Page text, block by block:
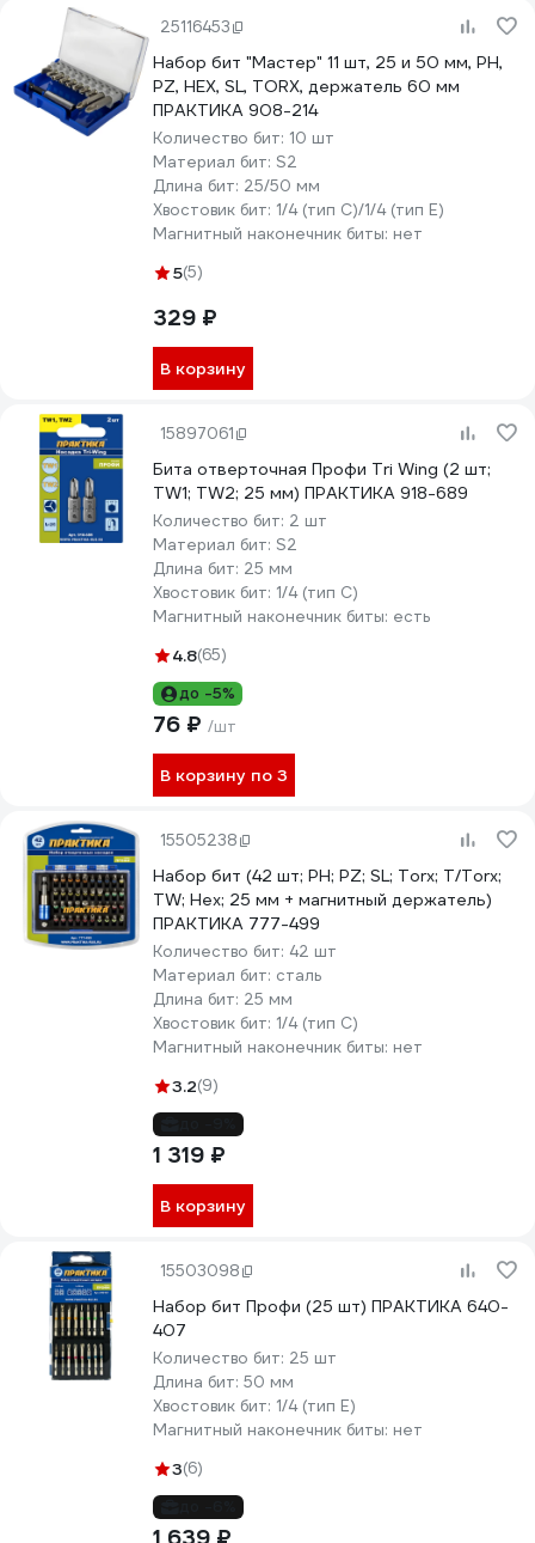
25116453
Набор бит "Мастер" 11 шт, 25 и 50 мм, PH,
PZ, HEX, SL, TORX, держатель 60 мм
ПРАКТИКА 908-214
Количество бит: 10 шт
Материал бит: S2
Длина бит: 25/50 мм
Хвостовик бит: 1/4 (тип С)/1/4 (тип Е)
Магнитный наконечник биты: нет
5(5)
329 ₽
В корзину
15897061
Бита отверточная Профи Tri Wing (2 шт;
TW1; TW2; 25 мм) ПРАКТИКА 918-689
Количество бит: 2 шт
Материал бит: S2
Длина бит: 25 мм
Хвостовик бит: 1/4 (тип С)
Магнитный наконечник биты: есть
4.8(65)
до -5%
76 ₽ /шт
В корзину по 3
15505238
Набор бит (42 шт; PH; PZ; SL; Torx; T/Torx;
TW; Hex; 25 мм + магнитный держатель)
ПРАКТИКА 777-499
Количество бит: 42 шт
Материал бит: сталь
Длина бит: 25 мм
Хвостовик бит: 1/4 (тип С)
Магнитный наконечник биты: нет
3.2(9)
1 319 ₽
В корзину
15503098
Набор бит Профи (25 шт) ПРАКТИКА 640-
407
Количество бит: 25 шт
Длина бит: 50 мм
Хвостовик бит: 1/4 (тип Е)
Магнитный наконечник биты: нет
3(6)